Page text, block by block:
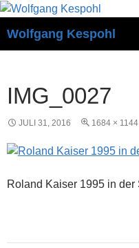
Zum
springen
Wolfgang Kespohl
IMG_0027
JULI 31, 2016 1684 × 1144
Roland Kaiser 1995 in